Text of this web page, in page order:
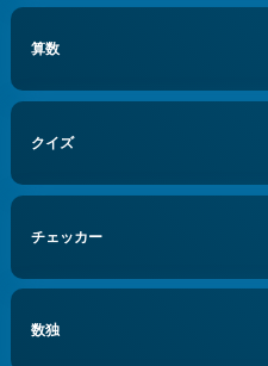
算数
クイズ
チェッカー
数独